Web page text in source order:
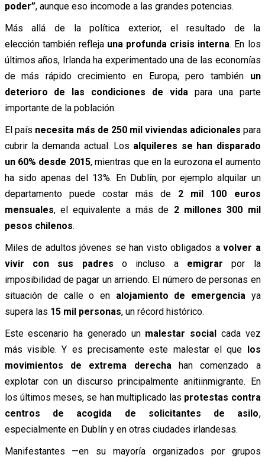
poder”, aunque eso incomode a las grandes potencias.
Más allá de la política exterior, el resultado de la
elección también refleja una profunda crisis interna. En los
últimos años, Irlanda ha experimentado una de las economías
de más rápido crecimiento en Europa, pero también un
deterioro de las condiciones de vidapara una parte
importante de la población.
El país necesita más de 250 mil viviendas adicionales para
cubrir la demanda actual. Los alquileres se han disparado
un 60% desde 2015, mientras que en la eurozona el aumento
ha sido apenas del 13%. En Dublín, por ejemplo alquilar un
departamento puede costar más de 2 mil 100 euros
mensuales, el equivalente a más de 2 millones 300 mil
pesos chilenos.
Miles de adultos jóvenes se han visto obligados a volver a
vivir con sus padres o incluso a emigrar por la
imposibilidad de pagar un arriendo. El número de personas en
situación de calle o en alojamiento de emergenciaya
supera las 15 mil personas, un récord histórico.
Este escenario ha generado un malestar social
cada vez
más visible. Y es precisamente este malestar el que
los
movimientos de extrema derechahan comenzado a
explotar con un discurso principalmente anitiinmigrante. En
los últimos meses, se han multiplicado las protestas contra
centros de acogida de solicitantes de asilo,
especialmente en Dublín y en otras ciudades irlandesas.
Manifestantes —en su mayoría organizados por grupos